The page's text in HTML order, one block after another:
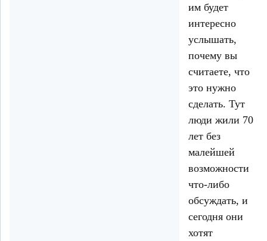
им будет
интересно
услышать,
почему вы
считаете, что
это нужно
сделать. Тут
люди жили 70
лет без
малейшей
возможности
что-либо
обсуждать, и
сегодня они
хотят